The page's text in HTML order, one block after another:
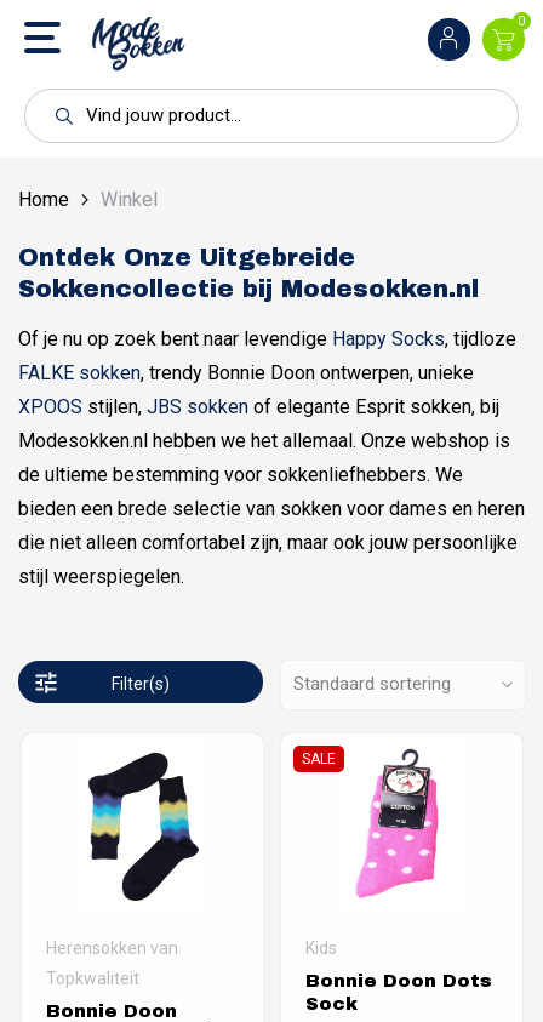
0
Home Winkel
Ontdek Onze Uitgebreide
Sokkencollectie bij Modesokken.nl
Of je nu op zoek bent naar levendige Happy Socks, tijdloze
FALKE sokken, trendy Bonnie Doon ontwerpen, unieke
XPOOS stijlen, JBS sokken of elegante Esprit sokken, bij
Modesokken.nl hebben we het allemaal. Onze webshop is
de ultieme bestemming voor sokkenliefhebbers. We
bieden een brede selectie van sokken voor dames en heren
die niet alleen comfortabel zijn, maar ook jouw persoonlijke
stijl weerspiegelen.
Filter(s)
Herensokken van
Topkwaliteit
Bonnie Doon
SALE
Kids
Bonnie Doon Dots
Sock